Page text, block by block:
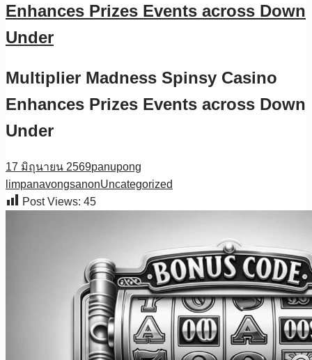
Enhances Prizes Events across Down
Under
Multiplier Madness Spinsy Casino
Enhances Prizes Events across Down
Under
17 มิถุนายน 2569panupong
limpanavongsanonUncategorized
Post Views: 45